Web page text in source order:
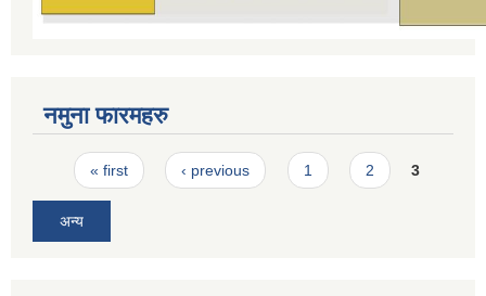
नमुना फारमहरु
Pages
« first ‹ previous 1 2 3
अन्य